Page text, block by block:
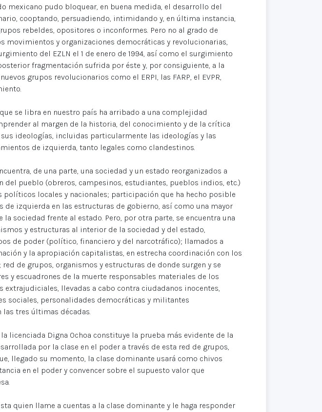
mexicano pudo bloquear, en buena medida, el desarrollo del
cooptando, persuadiendo, intimidando y, en última instancia,
rebeldes, opositores o inconformes. Pero no al grado de
movimientos y organizaciones democráticas y revolucionarias,
del EZLN el 1 de enero de 1994, así como el surgimiento
posterior fragmentación sufrida por éste y, por consiguiente, a la
grupos revolucionarios como el ERPI, las FARP, el EVPR,
se libra en nuestro país ha arribado a una complejidad
al margen de la historia, del conocimiento y de la crítica
ideologías, incluidas particularmente las ideologías y las
de izquierda, tanto legales como clandestinos.
de una parte, una sociedad y un estado reorganizados a
pueblo (obreros, campesinos, estudiantes, pueblos indios, etc.)
políticos locales y nacionales; participación que ha hecho posible
de izquierda en las estructuras de gobierno, así como una mayor
sociedad frente al estado. Pero, por otra parte, se encuentra una
y estructuras al interior de la sociedad y del estado,
de poder (político, financiero y del narcotráfico); llamados a
y la apropiación capitalistas, en estrecha coordinación con los
de grupos, organismos y estructuras de donde surgen y se
y escuadrones de la muerte responsables materiales de los
extrajudiciales, llevadas a cabo contra ciudadanos inocentes,
sociales, personalidades democráticas y militantes
las tres últimas décadas.
licenciada Digna Ochoa constituye la prueba más evidente de la
por la clase en el poder a través de esta red de grupos,
llegado su momento, la clase dominante usará como chivos
en el poder y convencer sobre el supuesto valor que
quien llame a cuentas a la clase dominante y le haga responder